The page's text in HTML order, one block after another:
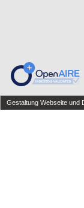
Gestaltung Webseite und